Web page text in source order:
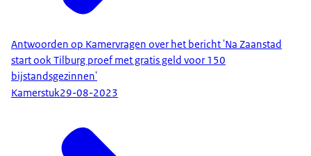
Antwoorden op Kamervragen over het bericht 'Na Zaanstad
start ook Tilburg proef met gratis geld voor 150
bijstandsgezinnen'
Kamerstuk29-08-2023